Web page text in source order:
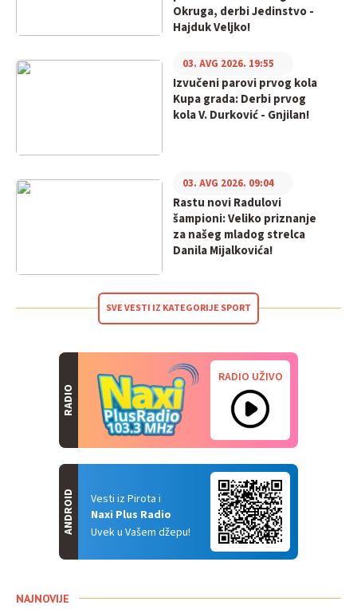
Okruga, derbi Jedinstvo -
Hajduk Veljko!
Izvučeni parovi prvog kola
Kupa grada: Derbi prvog
kola V. Durković - Gnjilan!
03. AVG 2026. 19:55
Rastu novi Radulovi
šampioni: Veliko priznanje
za našeg mladog strelca
Danila Mijalkovića!
03. AVG 2026. 09:04
SVE VESTI IZ KATEGORIJE SPORT
RADIO
RADIO UŽIVO
Vesti iz Pirota i
Naxi Plus Radio
Uvek u Vašem džepu!
ANDROID
NAJNOVIJE